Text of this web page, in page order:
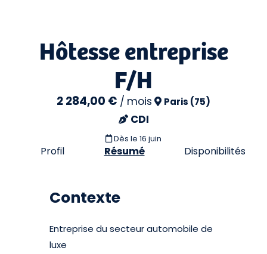
Hôtesse entreprise
F/H
2 284,00 € / mois Paris (75)
CDI
Dès le 16 juin
Profil Résumé Disponibilités
Contexte
Entreprise du secteur automobile de
luxe